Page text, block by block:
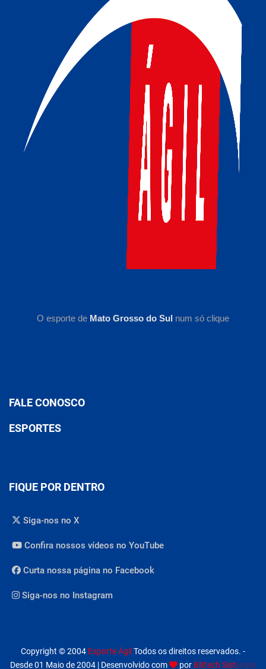
O esporte de Mato Grosso do Sul num só clique
FALE CONOSCO
ESPORTES
FIQUE POR DENTRO
Siga-nos no X
Confira nossos vídeos no YouTube
Curta nossa página no Facebook
Siga-nos no Instagram
Copyright © 2004 Esporte Ágil Todos os direitos reservados. -
Desde 01 Maio de 2004 | Desenvolvido com
por BRtech Sistemas